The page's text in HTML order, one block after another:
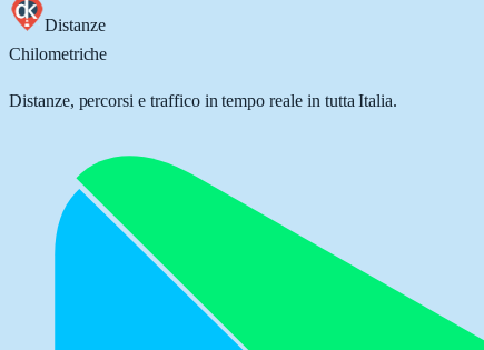
Distanze
Chilometriche
Distanze, percorsi e traffico in tempo reale in tutta Italia.